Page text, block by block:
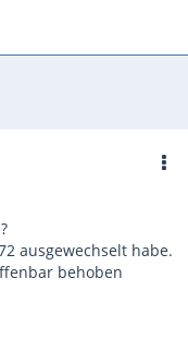
ausgewechselt habe.
behoben